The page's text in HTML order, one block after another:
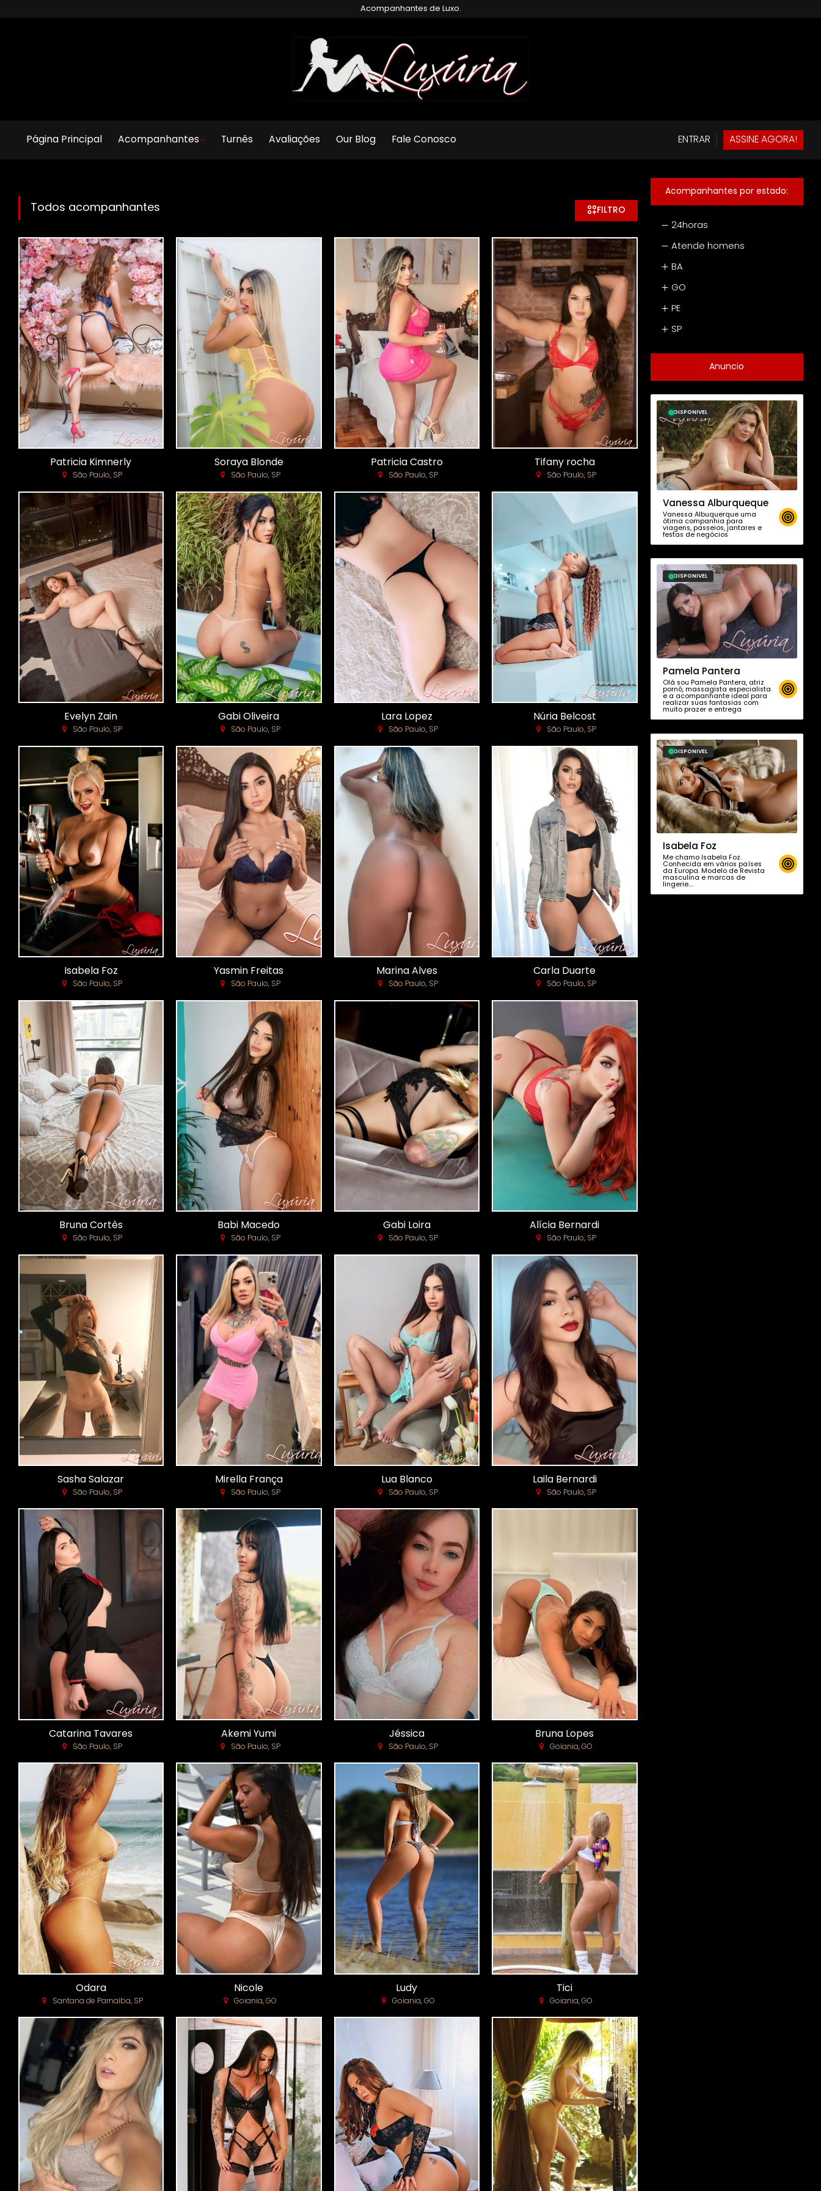
Acompanhantes de Luxo.
Página Principal Acompanhantes Turnês Avaliações Our Blog Fale Conosco ENTRAR ASSINE AGORA!
Todos acompanhantes FILTRO
Patricia Kimnerly
São Paulo, SP
Soraya Blonde
São Paulo, SP
Patricia Castro
São Paulo, SP
Tifany rocha
São Paulo, SP
Evelyn Zain
São Paulo, SP
Gabi Oliveira
São Paulo, SP
Lara Lopez
São Paulo, SP
Núria Belcost
São Paulo, SP
Isabela Foz
São Paulo, SP
Yasmin Freitas
São Paulo, SP
Marina Alves
São Paulo, SP
Carla Duarte
São Paulo, SP
Bruna Cortês
São Paulo, SP
Babi Macedo
São Paulo, SP
Gabi Loira
São Paulo, SP
Alícia Bernardi
São Paulo, SP
Sasha Salazar
São Paulo, SP
Mirella França
São Paulo, SP
Lua Blanco
São Paulo, SP
Laila Bernardi
São Paulo, SP
Catarina Tavares
São Paulo, SP
Akemi Yumi
São Paulo, SP
Jéssica
São Paulo, SP
Bruna Lopes
Goiania, GO
Odara
Santana de Parnaíba, SP
Nicole
Goiania, GO
Ludy
Goiania, GO
Tici
Goiania, GO
Acompanhantes por estado:
24horas
Atende homens
BA
GO
PE
SP
Anuncio
DISPONIVEL
Vanessa Alburqueque
Vanessa Albuquerque uma
ótima companhia para
viagens, passeios, jantares e
festas de negócios
DISPONIVEL
Pamela Pantera
Olá sou Pamela Pantera, atriz
pornô, massagista especialista
e a acompanhante ideal para
realizar suas fantasias com
muito prazer e entrega
DISPONIVEL
Isabela Foz
Me chamo Isabela Foz.
Conhecida em vários países
da Europa. Modelo de Revista
masculina e marcas de
lingerie….